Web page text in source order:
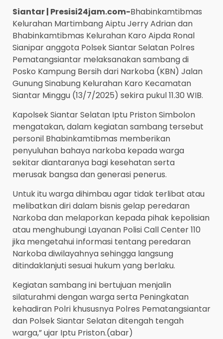
Siantar | Presisi24jam.com-Bhabinkamtibmas
Kelurahan Martimbang Aiptu Jerry Adrian dan
Bhabinkamtibmas Kelurahan Karo Aipda Ronal
Sianipar anggota Polsek Siantar Selatan Polres
Pematangsiantar melaksanakan sambang di
Posko Kampung Bersih dari Narkoba (KBN) Jalan
Gunung Sinabung Kelurahan Karo Kecamatan
Siantar Minggu (13/7/2025) sekira pukul 11.30 WIB.
Kapolsek Siantar Selatan Iptu Priston Simbolon
mengatakan, dalam kegiatan sambang tersebut
personil Bhabinkamtibmas memberikan
penyuluhan bahaya narkoba kepada warga
sekitar diantaranya bagi kesehatan serta
merusak bangsa dan generasi penerus.
Untuk itu warga dihimbau agar tidak terlibat atau
melibatkan diri dalam bisnis gelap peredaran
Narkoba dan melaporkan kepada pihak kepolisian
atau menghubungi Layanan Polisi Call Center 110
jika mengetahui informasi tentang peredaran
Narkoba diwilayahnya sehingga langsung
ditindaklanjuti sesuai hukum yang berlaku.
Kegiatan sambang ini bertujuan menjalin
silaturahmi dengan warga serta Peningkatan
kehadiran Polri khususnya Polres Pematangsiantar
dan Polsek Siantar Selatan ditengah tengah
warga,” ujar Iptu Priston.(abar)